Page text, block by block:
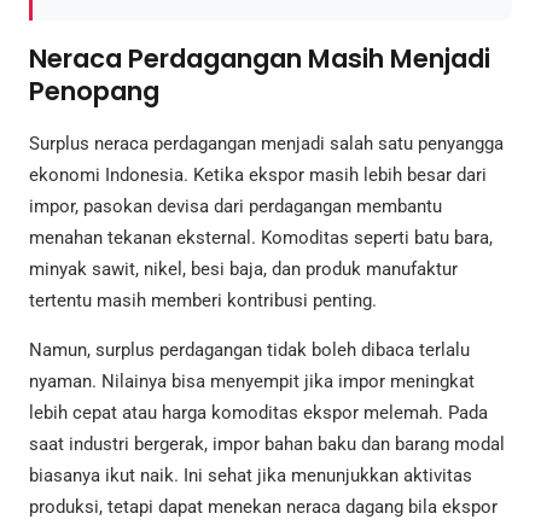
Neraca Perdagangan Masih Menjadi
Penopang
Surplus neraca perdagangan menjadi salah satu penyangga
ekonomi Indonesia. Ketika ekspor masih lebih besar dari
impor, pasokan devisa dari perdagangan membantu
menahan tekanan eksternal. Komoditas seperti batu bara,
minyak sawit, nikel, besi baja, dan produk manufaktur
tertentu masih memberi kontribusi penting.
Namun, surplus perdagangan tidak boleh dibaca terlalu
nyaman. Nilainya bisa menyempit jika impor meningkat
lebih cepat atau harga komoditas ekspor melemah. Pada
saat industri bergerak, impor bahan baku dan barang modal
biasanya ikut naik. Ini sehat jika menunjukkan aktivitas
produksi, tetapi dapat menekan neraca dagang bila ekspor